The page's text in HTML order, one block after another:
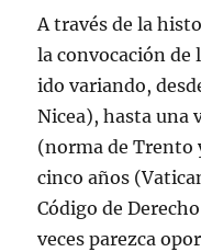
A través de la
la convocación de
ido variando,
Nicea), hasta una
(norma de Trento
cinco años
Código de
veces parezca